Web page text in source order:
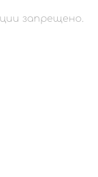
запрещено.